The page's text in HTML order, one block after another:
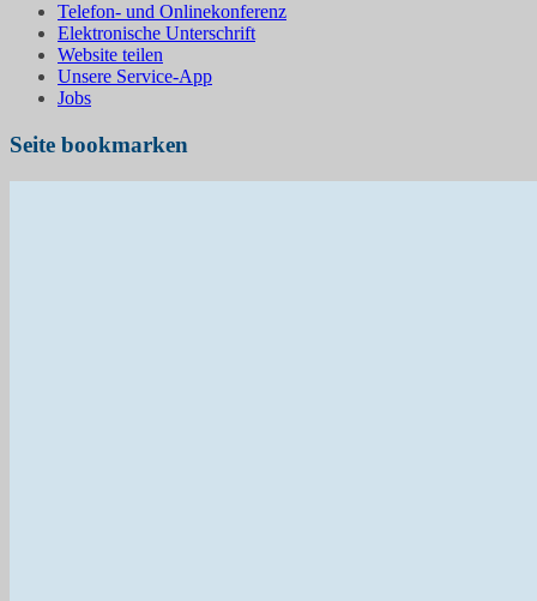
Telefon- und Onlinekonferenz
Elektronische Unterschrift
Website teilen
Unsere Service-App
Jobs
Seite bookmarken